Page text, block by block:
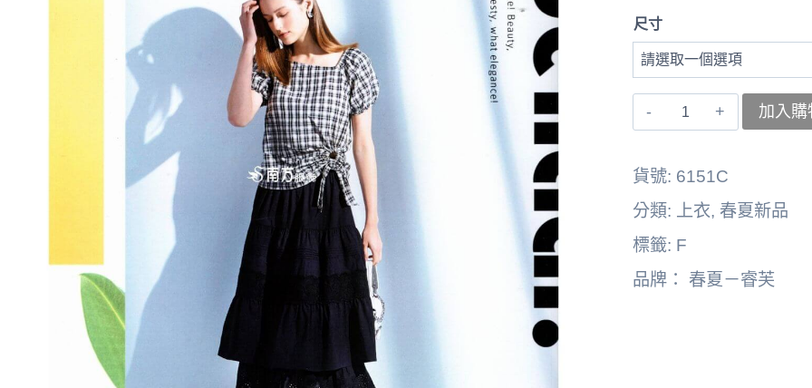
尺寸
〚睿
262164-
6151C
數
加入購
貨號: 6151C
分類:
上衣, 春夏新品
標籤: F
品牌： 春夏－睿芙